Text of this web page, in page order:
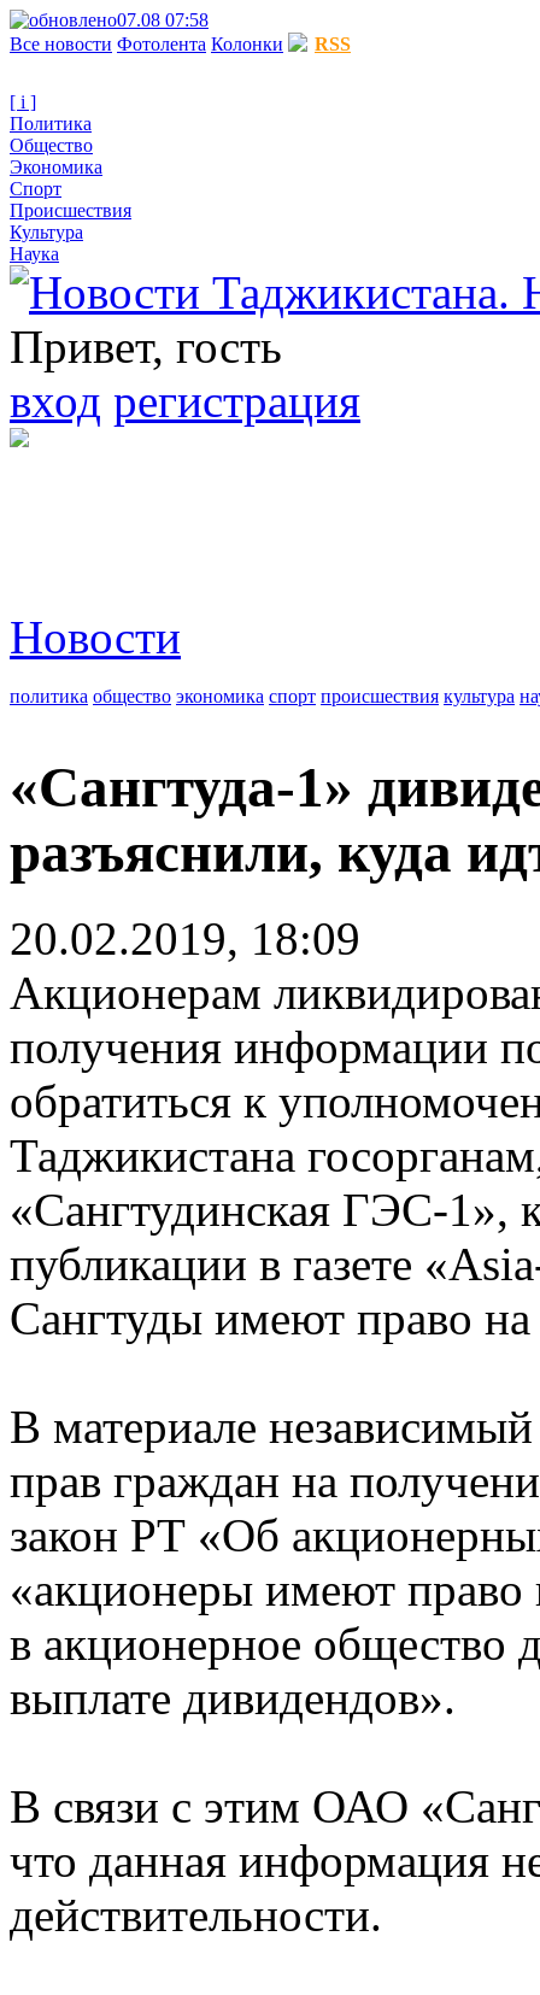
07.08 07:58
Все новости Фотолента Колонки RSS
[ i ]
Политика
Общество
Экономика
Спорт
Происшествия
Культура
Наука
Привет, гость
вход регистрация
Новости
политика общество экономика спорт происшествия культура
«Сангтуда-1»
разъяснили, куда
20.02.2019, 18:09
Акционерам
получения информации
обратиться к
Таджикистана
«Сангтудинская ГЭС-1»,
публикации в газете
Сангтуды имеют право
В материале
прав граждан на
закон РТ «Об
«акционеры имеют право
в акционерное общество
выплате дивидендов».
В связи с этим ОАО
что данная информация
действительности.